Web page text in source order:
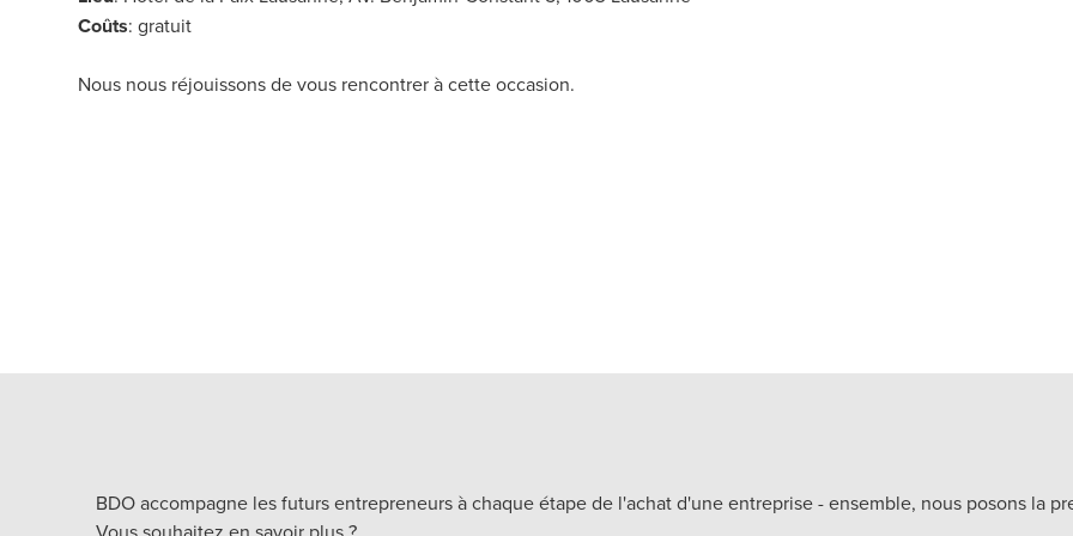
Coûts: gratuit
Nous nous réjouissons de vous rencontrer à cette occasion.
BDO accompagne les futurs entrepreneurs à chaque étape de l'achat d'une entreprise - ensemble, nous posons la